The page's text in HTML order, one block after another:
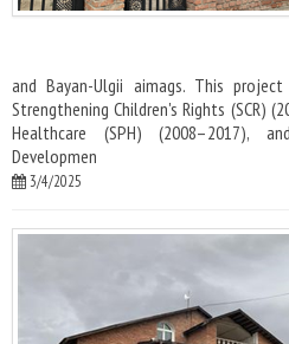
and Bayan-Ulgii aimags. This
Strengthening Children's Rights (SCR)
Healthcare (SPH) (2008–2017),
Developmen
3/4/2025